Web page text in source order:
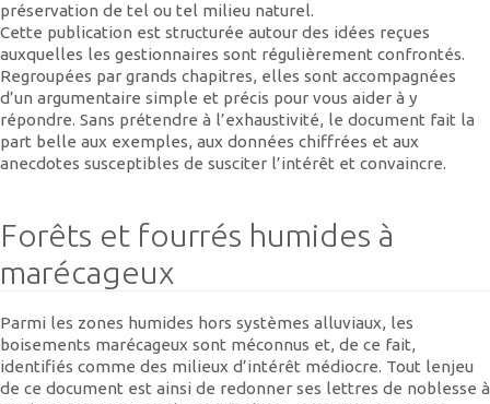
préservation de tel ou tel milieu naturel.
Cette publication est structurée autour des idées reçues
auxquelles les gestionnaires sont régulièrement confrontés.
Regroupées par grands chapitres, elles sont accompagnées
d’un argumentaire simple et précis pour vous aider à y
répondre. Sans prétendre à l’exhaustivité, le document fait la
part belle aux exemples, aux données chiffrées et aux
anecdotes susceptibles de susciter l’intérêt et convaincre.
Forêts et fourrés humides à
marécageux
Parmi les zones humides hors systèmes alluviaux, les
boisements marécageux sont méconnus et, de ce fait,
identifiés comme des milieux d’intérêt médiocre. Tout lenjeu
de ce document est ainsi de redonner ses lettres de noblesse à